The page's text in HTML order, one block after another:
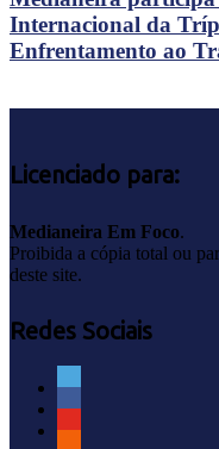
Internacional da
Enfrentamento ao
Licenciado para:
Medianeira Em Foco.
Proibida a cópia total ou
deste site.
Redes Sociais